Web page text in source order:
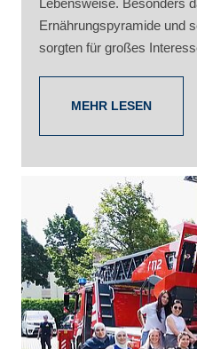
Ernährungspyramide und
sorgten für großes
MEHR LESEN